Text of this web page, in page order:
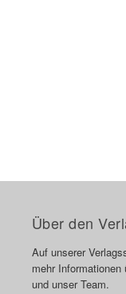
Über den
Auf unserer
mehr Informationen
und unser Team.